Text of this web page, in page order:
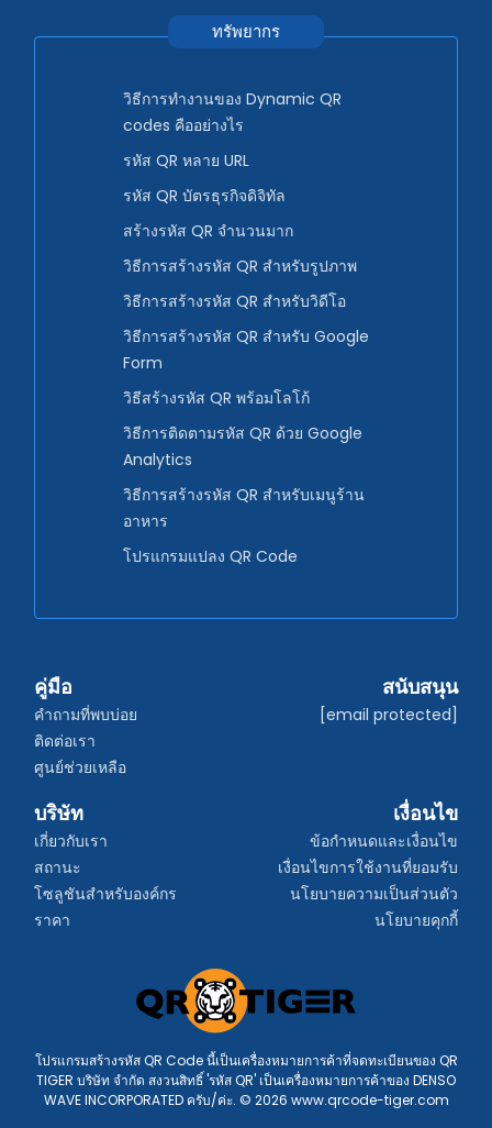
ทรัพยากร
วิธีการทำงานของ Dynamic QR
codes คืออย่างไร
รหัส QR หลาย URL
รหัส QR บัตรธุรกิจดิจิทัล
สร้างรหัส QR จำนวนมาก
วิธีการสร้างรหัส QR สำหรับรูปภาพ
วิธีการสร้างรหัส QR สำหรับวิดีโอ
วิธีการสร้างรหัส QR สำหรับ Google
Form
วิธีสร้างรหัส QR พร้อมโลโก้
วิธีการติดตามรหัส QR ด้วย Google
Analytics
วิธีการสร้างรหัส QR สำหรับเมนูร้าน
อาหาร
โปรแกรมแปลง QR Code
คู่มือ
คำถามที่พบบ่อย
ติดต่อเรา
ศูนย์ช่วยเหลือ
สนับสนุน
[email protected]
บริษัท
เกี่ยวกับเรา
สถานะ
โซลูชันสำหรับองค์กร
ราคา
เงื่อนไข
ข้อกำหนดและเงื่อนไข
เงื่อนไขการใช้งานที่ยอมรับ
นโยบายความเป็นส่วนตัว
นโยบายคุกกี้
โปรแกรมสร้างรหัส QR Code นี้เป็นเครื่องหมายการค้าที่จดทะเบียนของ QR
TIGER บริษัท จำกัด สงวนสิทธิ์ 'รหัส QR' เป็นเครื่องหมายการค้าของ DENSO
WAVE INCORPORATED ครับ/ค่ะ. © 2026 www.qrcode-tiger.com